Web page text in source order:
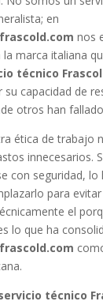
en
nos
marca italiana
técnico
capacidad de
otros han
ética de trabajo
innecesarios.
con seguridad, lo
para
el
lo que ha
técnico